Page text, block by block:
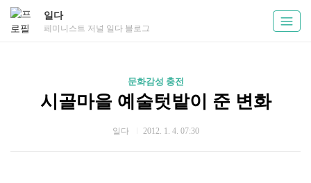
일다
페미니스트 저널 일다 블로그
문화감성 충전
시골마을 예술텃밭이 준 변화
일다 2012. 1. 4. 07:30